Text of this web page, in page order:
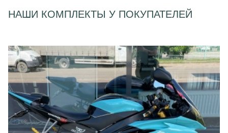
НАШИ КОМПЛЕКТЫ У ПОКУПАТЕЛЕЙ